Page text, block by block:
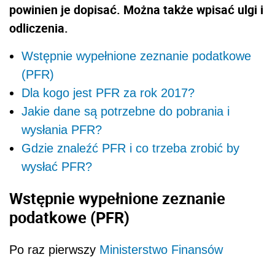
powinien je dopisać. Można także wpisać ulgi i
odliczenia.
Wstępnie wypełnione zeznanie podatkowe
(PFR)
Dla kogo jest PFR za rok 2017?
Jakie dane są potrzebne do pobrania i
wysłania PFR?
Gdzie znaleźć PFR i co trzeba zrobić by
wysłać PFR?
Wstępnie wypełnione zeznanie
podatkowe (PFR)
Po raz pierwszy Ministerstwo Finansów